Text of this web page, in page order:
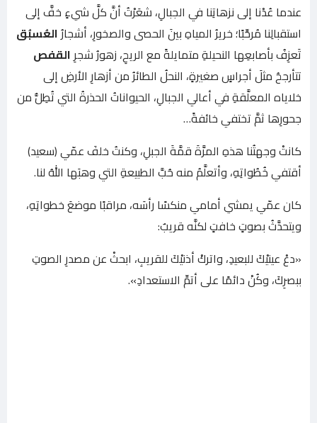
عندما عُدْنا إلى نزهاتِنا في الجبالِ، شعَرْتُ أنَّ كلَّ شيءٍ خفَّ إلى
استقبالِنا مُرحِّبًا؛ خريرُ المياهِ بينَ الحصى والصخورِ، أشجارُالعُسبُق
تَعزِفُ بأصابعِها النحيلةِ متمايلةً مع الريحِ، زهورُ شجرِ القفص
تتأرجحُ مثلَ أجراسٍ صغيرةٍ، النحلُ الطائرُ من أزهارِ الأرضِ إلى
خلاياه المعلَّقةِ في أعالي الجبالِ، الحيواناتُ الحذرةُ التي تُطِلُّ من
جحورِها ثمَّ تختفي خائفةً…
كانتْ وجهتُنا هذهِ المرَّةَ قمَّةَ الجبلِ، وكنتُ خلفَ عمّي (سعيد)
أقتفي خُطُواتِهِ، وأتعلَّمُ منه حُبَّ الطبيعةِ التي وهبَها اللهُ لنا.
كان عمّي يمشي أمامي منكسًا رأسَه، مراقبًا موضعَ خطواتِهِ،
ويتحدَّثُ بصوتٍ خافتٍ لكنَّه قريبٌ:
«دعْ عينيْكَ للبعيدِ، واتركْ أذنيْكَ للقريبِ، ابحثْ عن مصدرِ الصوتِ
ببصرِكَ، وكُنْ دائمًا على أتمِّ الاستعدادِ».